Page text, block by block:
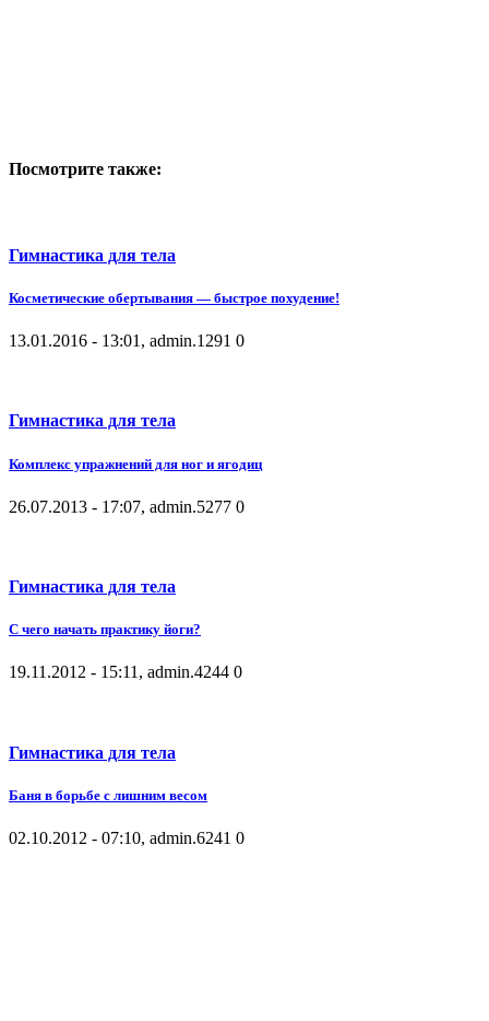
Посмотрите также:
Гимнастика для тела
Косметические обертывания — быстрое похудение!
13.01.2016 - 13:01, admin.1291 0
Гимнастика для тела
Комплекс упражнений для ног и ягодиц
26.07.2013 - 17:07, admin.5277 0
Гимнастика для тела
С чего начать практику йоги?
19.11.2012 - 15:11, admin.4244 0
Гимнастика для тела
Баня в борьбе с лишним весом
02.10.2012 - 07:10, admin.6241 0